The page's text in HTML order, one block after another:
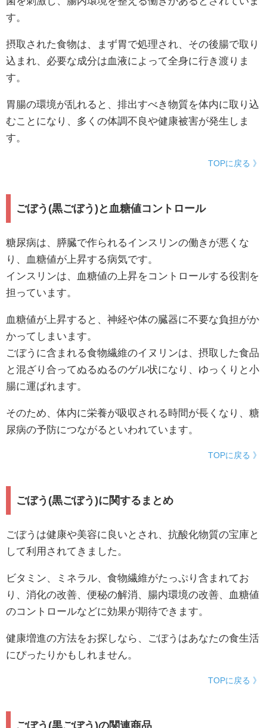
す。
摂取された食物は、まず胃で処理され、その後腸で取り
込まれ、必要な成分は血液によって全身に行き渡りま
す。
胃腸の環境が乱れると、排出すべき物質を体内に取り込
むことになり、多くの体調不良や健康被害が発生しま
す。
TOPに戻る 》
ごぼう(黒ごぼう)と血糖値コントロール
糖尿病は、膵臓で作られるインスリンの働きが悪くな
り、血糖値が上昇する病気です。
インスリンは、血糖値の上昇をコントロールする役割を
担っています。
血糖値が上昇すると、神経や体の臓器に不要な負担がか
かってしまいます。
ごぼうに含まれる食物繊維のイヌリンは、摂取した食品
と混ざり合ってぬるぬるのゲル状になり、ゆっくりと小
腸に運ばれます。
そのため、体内に栄養が吸収される時間が長くなり、糖
尿病の予防につながるといわれています。
TOPに戻る 》
ごぼう(黒ごぼう)に関するまとめ
ごぼうは健康や美容に良いとされ、抗酸化物質の宝庫と
して利用されてきました。
ビタミン、ミネラル、食物繊維がたっぷり含まれてお
り、消化の改善、便秘の解消、腸内環境の改善、血糖値
のコントロールなどに効果が期待できます。
健康増進の方法をお探しなら、ごぼうはあなたの食生活
にぴったりかもしれません。
TOPに戻る 》
ごぼう(黒ごぼう)の関連商品